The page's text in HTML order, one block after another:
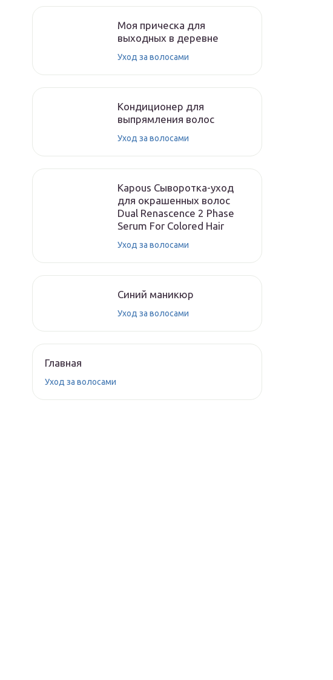
Моя прическа для
выходных в деревне
Уход за волосами
Кондиционер для
выпрямления волос
Уход за волосами
Kapous Сыворотка-уход
для окрашенных волос
Dual Renascence 2 Phase
Serum For Colored Hair
Уход за волосами
Синий маникюр
Уход за волосами
Главная
Уход за волосами